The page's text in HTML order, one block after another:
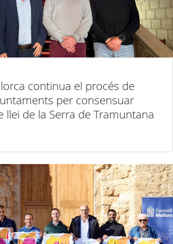
continua el procés de
per consensuar
llei de la Serra de Tramuntana